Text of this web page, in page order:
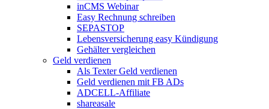
inCMS Webinar
Easy Rechnung schreiben
SEPASTOP
Lebensversicherung easy Kündigung
Gehälter vergleichen
Geld verdienen
Als Texter Geld verdienen
Geld verdienen mit FB ADs
ADCELL-Affiliate
shareasale